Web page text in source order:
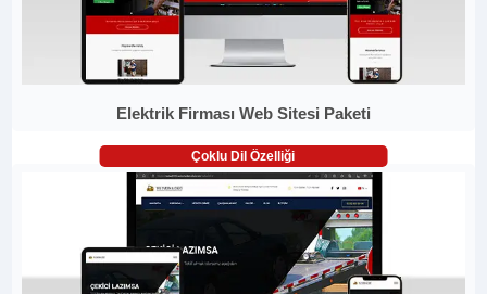
Elektrik Firması Web Sitesi Paketi
Çoklu Dil Özelliği